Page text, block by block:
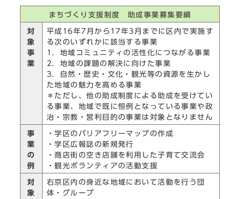
まちづくり支援制度 助成事業募集要綱
対
象
事
業
平成16年7月から17年3月までに区内で実施す
る次のいずれかに該当する事業
1．地域コミュニティの活性化につながる事業
2．地域の課題の解決に向けた事業
3．自然・歴史・文化・観光等の資源を生かし
た地域の魅力を高める事業
＊ただし、他の助成制度による助成を受けてい
る事業、地域で既に恒例となっている事業や政
治・宗教・営利目的の事業は対象となりません
事
業
の
例
・学区のバリアフリーマップの作成
・学区広報誌の新規発行
・商店街の空き店舗を利用した子育て交流会
・観光ボランティアの活動支援
対
象
右京区内の身近な地域において活動を行う団
体・グループ